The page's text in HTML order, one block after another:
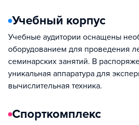
Учебный корпус
Учебные аудитории оснащены
оборудованием для проведения
семинарских занятий. В
уникальная аппаратура для
вычислительная техника.
Спорткомплекс